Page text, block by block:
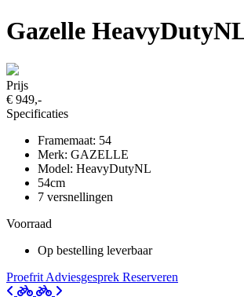
Gazelle
Prijs
€ 949,-
Specificaties
Framemaat: 54
Merk: GAZELLE
Model: HeavyDutyNL
54cm
7 versnellingen
Voorraad
Op bestelling leverbaar
Proefrit Adviesgesprek Reserveren